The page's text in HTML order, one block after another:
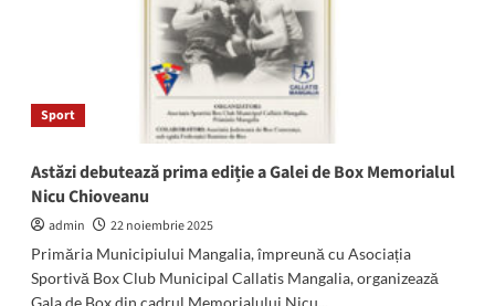
Sport
Astăzi debutează prima ediție a Galei de Box Memorialul
Nicu Chioveanu
admin
22 noiembrie 2025
Primăria Municipiului Mangalia, împreună cu Asociația
Sportivă Box Club Municipal Callatis Mangalia, organizează
Gala de Box din cadrul Memorialului Nicu...